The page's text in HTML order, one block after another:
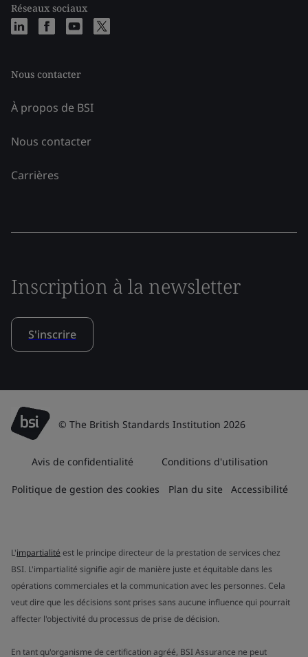
Réseaux sociaux
Nous contacter
À propos de BSI
Nous contacter
Carrières
Inscription à la newsletter
S'inscrire
© The British Standards Institution 2026
Avis de confidentialité Conditions d'utilisation
Politique de gestion des cookies Plan du site Accessibilité
L'impartialité est le principe directeur de la prestation de services chez
BSI. L'impartialité signifie agir de manière juste et équitable dans les
opérations commerciales et la communication avec les personnes. Cela
veut dire que les décisions sont prises sans aucune influence qui pourrait
affecter l'objectivité du processus de prise de décision.
En tant qu'organisme de certification agréé, BSI Assurance ne peut